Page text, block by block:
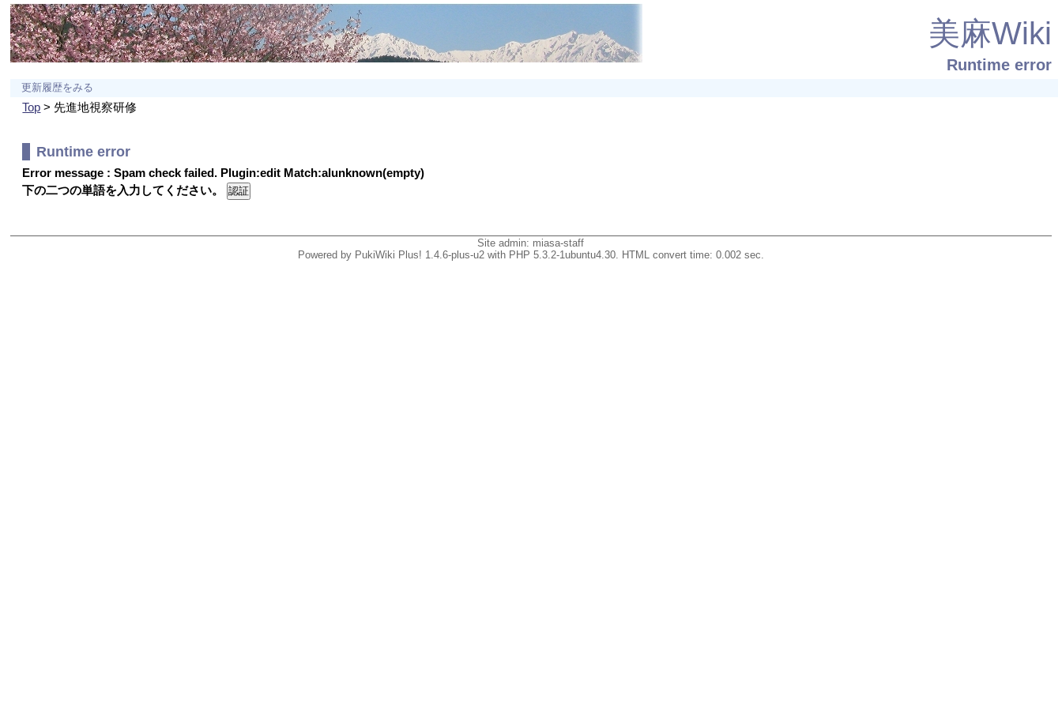
美麻Wiki
Runtime error
更新履歴をみる
Top > 先進地視察研修
Runtime error
Error message : Spam check failed. Plugin:edit Match:alunknown(empty)
下の二つの単語を入力してください。
Site admin: miasa-staff
Powered by PukiWiki Plus! 1.4.6-plus-u2 with PHP 5.3.2-1ubuntu4.30. HTML convert time: 0.002 sec.